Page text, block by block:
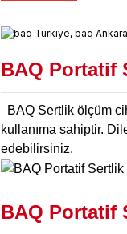
BAQ Portatif
BAQ Sertlik ölçüm
kullanıma sahiptir.
edebilirsiniz.
BAQ Portatif